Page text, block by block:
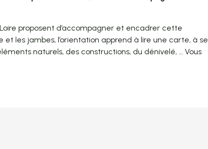
proposent d’accompagner et encadrer cette
les jambes, l’orientation apprend à lire une carte, à se
naturels, des constructions, du dénivelé, … Vous